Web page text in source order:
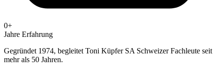
0+
Jahre Erfahrung
Gegründet 1974, begleitet Toni Küpfer SA Schweizer Fachleute seit
mehr als 50 Jahren.